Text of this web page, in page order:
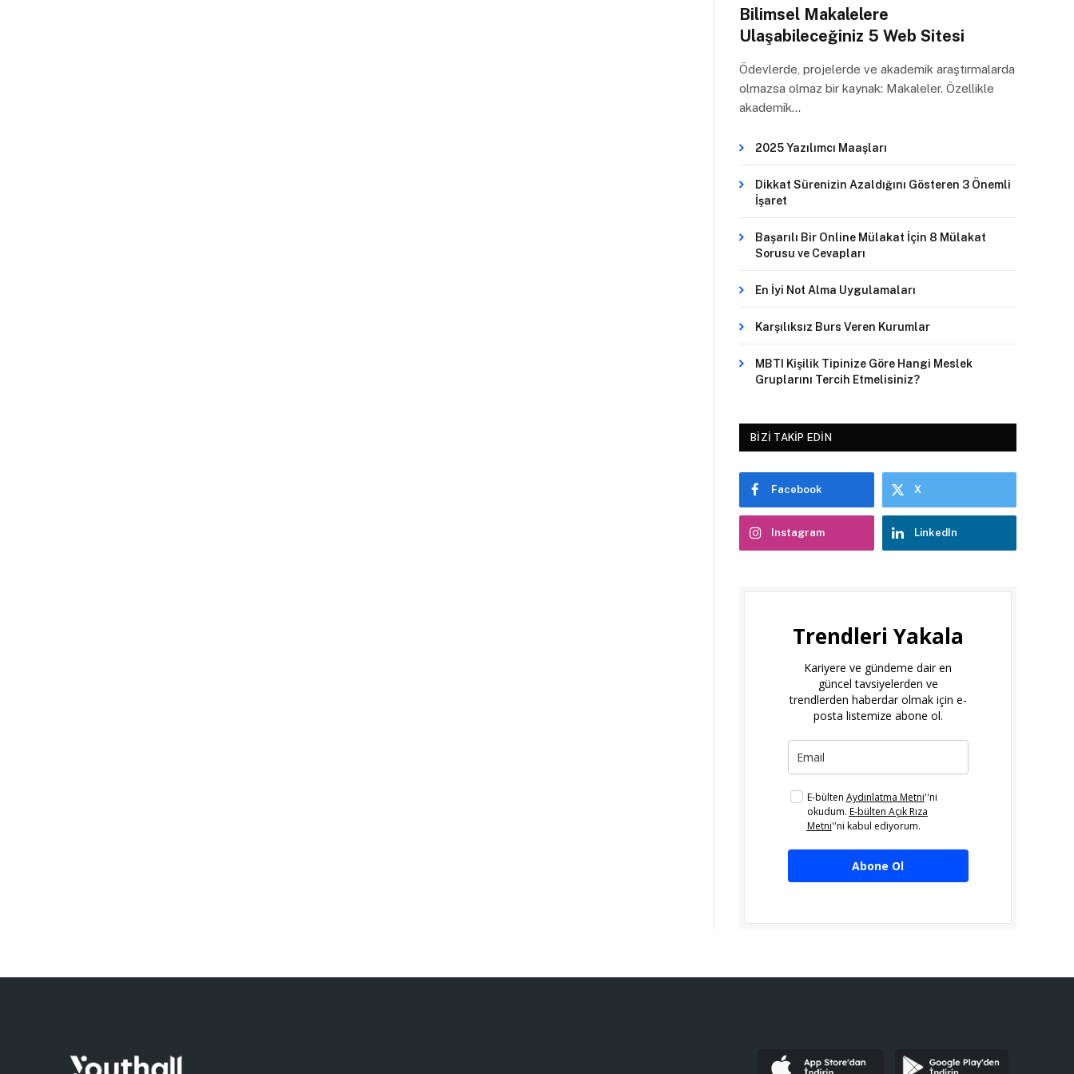
Bilimsel Makalelere
Ulaşabileceğiniz 5 Web Sitesi
Ödevlerde, projelerde ve akademik araştırmalarda
olmazsa olmaz bir kaynak: Makaleler. Özellikle
akademik…
2025 Yazılımcı Maaşları
Dikkat Sürenizin Azaldığını Gösteren 3 Önemli
İşaret
Başarılı Bir Online Mülakat İçin 8 Mülakat
Sorusu ve Cevapları
En İyi Not Alma Uygulamaları
Karşılıksız Burs Veren Kurumlar
MBTI Kişilik Tipinize Göre Hangi Meslek
Gruplarını Tercih Etmelisiniz?
BIZI TAKIP EDIN
Facebook X
Instagram LinkedIn
Trendleri Yakala
Kariyere ve gündeme dair en
güncel tavsiyelerden ve
trendlerden haberdar olmak için e-
posta listemize abone ol.
E-bülten Aydınlatma Metni''ni
okudum. E-bülten Açık Rıza
Metni''ni kabul ediyorum.
Abone Ol